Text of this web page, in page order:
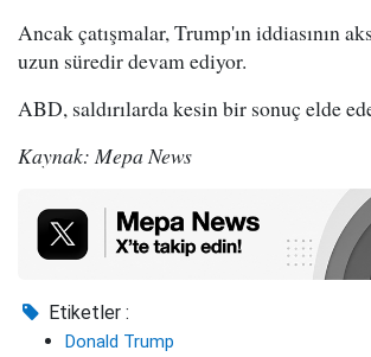
Ancak çatışmalar, Trump'ın iddiasının
uzun süredir devam ediyor.
ABD, saldırılarda kesin bir sonuç elde
Kaynak: Mepa News
Etiketler :
Donald Trump